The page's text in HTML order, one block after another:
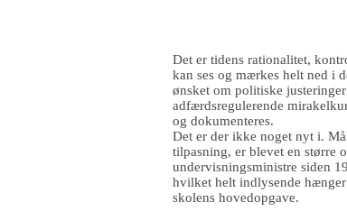
Det er tidens rationalitet,
kan ses og mærkes helt ned i
ønsket om politiske
adfærdsregulerende
og dokumenteres.
Det er der ikke noget nyt i.
tilpasning, er blevet en større
undervisningsministre siden
hvilket helt indlysende
skolens hovedopgave.